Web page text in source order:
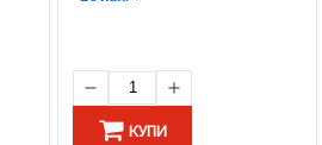
КУПИ